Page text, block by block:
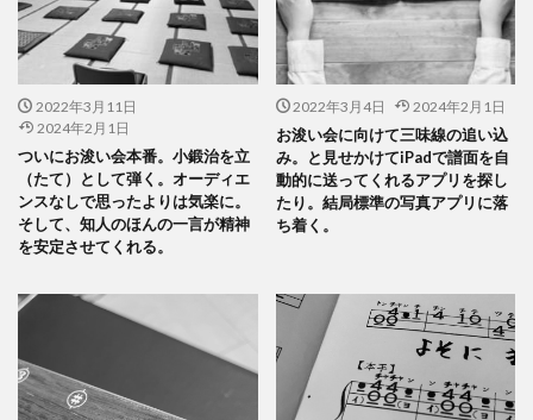
2022年3月11日
2024年2月1日
ついにお浚い会本番。小鍛治を立
（たて）として弾く。オーディエ
ンスなしで思ったよりは気楽に。
そして、知人のほんの一言が精神
を安定させてくれる。
2022年3月4日 2024年2月1日
お浚い会に向けて三味線の追い込
み。と見せかけてiPadで譜面を自
動的に送ってくれるアプリを探し
たり。結局標準の写真アプリに落
ち着く。